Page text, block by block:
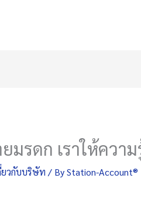
มรดก เราให้ควา
ยวกับบริษัท / ByStation-Account®